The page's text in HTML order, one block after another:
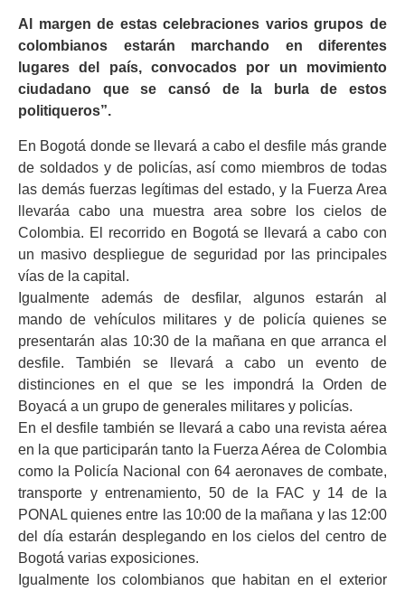
Al margen de estas celebraciones varios grupos de
colombianos estarán marchando en diferentes
lugares del país, convocados por un movimiento
ciudadano que se cansó de la burla de estos
politiqueros”.
En Bogotá donde se llevará a cabo el desfile más grande
de soldados y de policías, así como miembros de todas
las demás fuerzas legítimas del estado, y la Fuerza Area
llevaráa cabo una muestra area sobre los cielos de
Colombia. El recorrido en Bogotá se llevará a cabo con
un masivo despliegue de seguridad por las principales
vías de la capital.
Igualmente además de desfilar, algunos estarán al
mando de vehículos militares y de policía quienes se
presentarán alas 10:30 de la mañana en que arranca el
desfile. También se llevará a cabo un evento de
distinciones en el que se les impondrá la Orden de
Boyacá a un grupo de generales militares y policías.
En el desfile también se llevará a cabo una revista aérea
en la que participarán tanto la Fuerza Aérea de Colombia
como la Policía Nacional con 64 aeronaves de combate,
transporte y entrenamiento, 50 de la FAC y 14 de la
PONAL quienes entre las 10:00 de la mañana y las 12:00
del día estarán desplegando en los cielos del centro de
Bogotá varias exposiciones.
Igualmente los colombianos que habitan en el exterior